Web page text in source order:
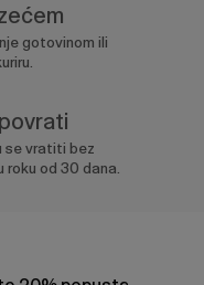
gotovinom ili
se vratiti bez
roku od 30 dana.